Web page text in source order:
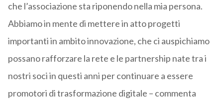
che l’associazione sta riponendo nella mia persona.
Abbiamo in mente di mettere in atto progetti
importanti in ambito innovazione, che ci auspichiamo
possano rafforzare la rete e le partnership nate tra i
nostri soci in questi anni per continuare a essere
promotori di trasformazione digitale – commenta